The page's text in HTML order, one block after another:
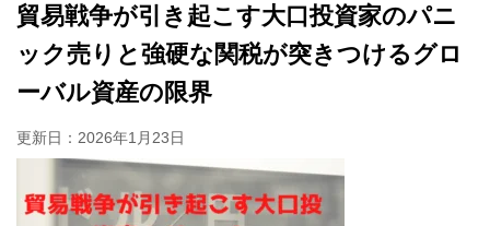
貿易戦争が引き起こす大口投資家のパニ
ック売りと強硬な関税が突きつけるグロ
ーバル資産の限界
更新日： 2026年1月23日